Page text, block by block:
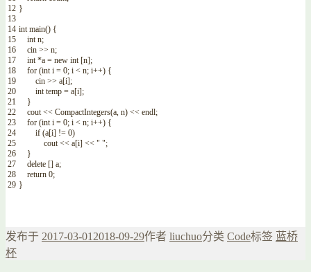
12
13
14
15
16
17
18
19
20
21
22
23
24
25
26
27
28
29
}
int main() {
int n;
cin >> n;
int *a = new int [n];
for (int i = 0; i < n; i++) {
cin >> a[i];
int temp = a[i];
}
cout << CompactIntegers(a, n) << endl;
for (int i = 0; i < n; i++) {
if (a[i] != 0)
cout << a[i] << " ";
}
delete [] a;
return 0;
}
发布于 2017-03-012018-09-29作者 liuchuo分类 Code标签 蓝桥
杯